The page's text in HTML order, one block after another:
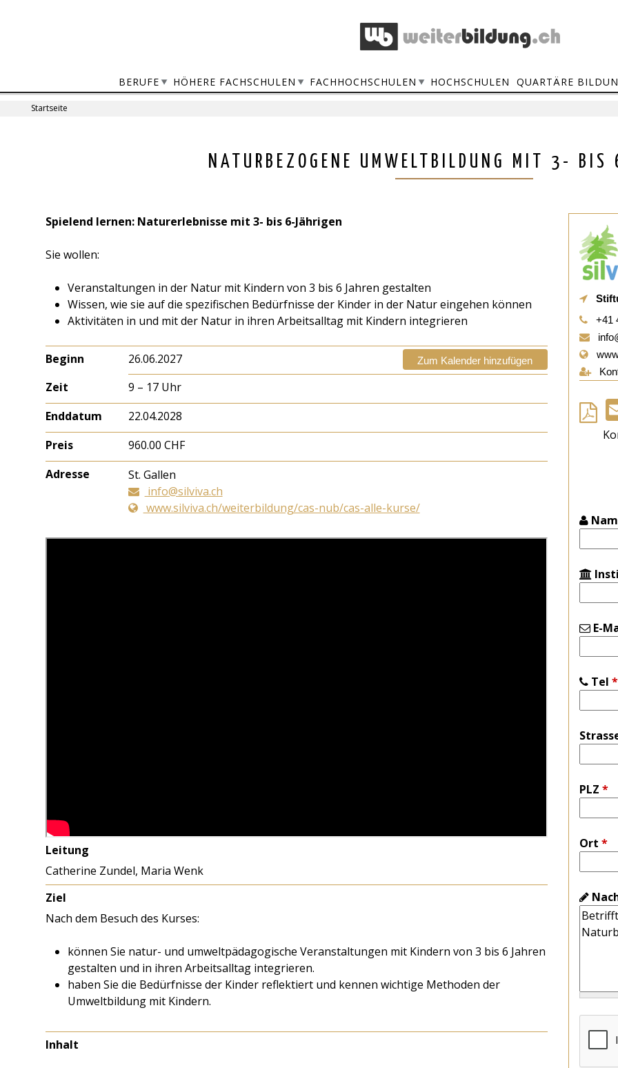
BERUFE HÖHERE FACHSCHULEN FACHHOCHSCHULEN HOCHSCHULEN QUARTÄRE
Startseite
NATURBEZOGENE UMWELTBILDUNG MIT 3- BIS
Spielend lernen: Naturerlebnisse mit 3- bis 6-Jährigen
Sie wollen:
Veranstaltungen in der Natur mit Kindern von 3 bis 6 Jahren gestalten
Wissen, wie sie auf die spezifischen Bedürfnisse der Kinder in der Natur eingehen können
Aktivitäten in und mit der Natur in ihren Arbeitsalltag mit Kindern integrieren
Beginn 26.06.2027 Zum Kalender hinzufügen
Zeit
9 – 17 Uhr
Enddatum
22.04.2028
Preis
960.00 CHF
Adresse
St. Gallen
info@silviva.ch
www.silviva.ch/weiterbildung/cas-nub/cas-alle-kurse/
Leitung
Catherine Zundel, Maria Wenk
Ziel
Nach dem Besuch des Kurses:
können Sie natur- und umweltpädagogische Veranstaltungen mit Kindern von 3 bis 6 Jahren
gestalten und in ihren Arbeitsalltag integrieren.
haben Sie die Bedürfnisse der Kinder reflektiert und kennen wichtige Methoden der
Umweltbildung mit Kindern.
Inhalt
+41
E-
Tel *
PLZ *
Ort *